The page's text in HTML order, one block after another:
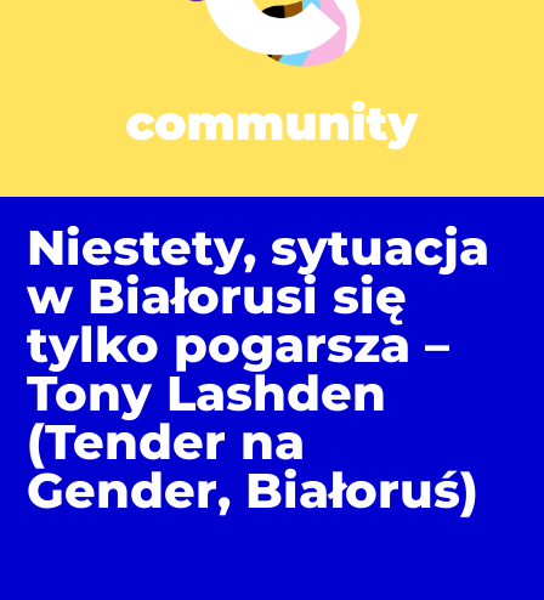
Niestety, sytuacja
w Białorusi się
tylko pogarsza –
Tony Lashden
(Tender na
Gender, Białoruś)